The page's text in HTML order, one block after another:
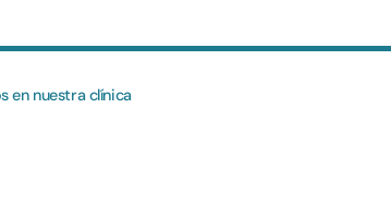
en nuestra clínica